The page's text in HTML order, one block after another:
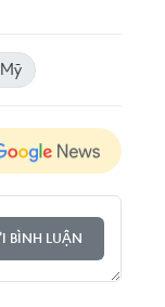
Mỹ
BÌNH LUẬN